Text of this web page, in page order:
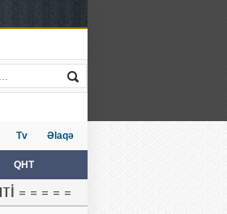
QHT
Tv Əlaqə
= = = = =